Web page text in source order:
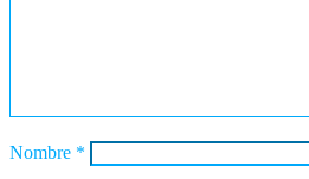
Nombre *